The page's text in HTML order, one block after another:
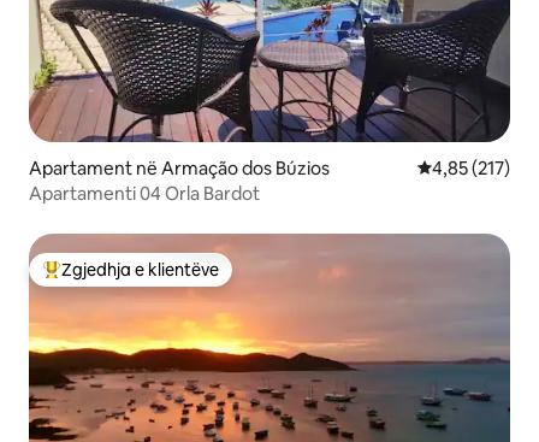
Apartament në Armação dos Búzios Vlerësimi
4,85 (217)
Apartamenti 04 Orla Bardot
Më të mirat e zgjedhjeve të klientëve
Zgjedhja e klientëve